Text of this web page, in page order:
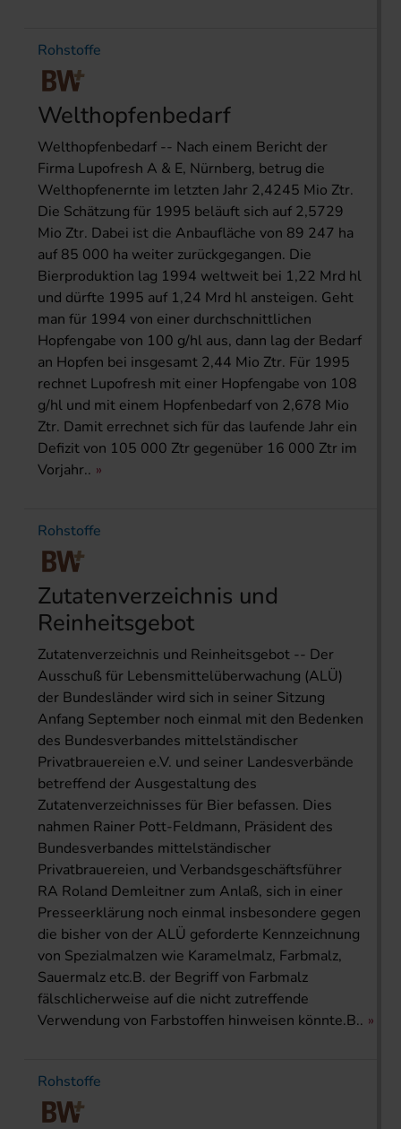
Rohstoffe
Welthopfenbedarf
Welthopfenbedarf -- Nach einem Bericht der
Firma Lupofresh A & E, Nürnberg, betrug die
Welthopfenernte im letzten Jahr 2,4245 Mio Ztr.
Die Schätzung für 1995 beläuft sich auf 2,5729
Mio Ztr. Dabei ist die Anbaufläche von 89 247 ha
auf 85 000 ha weiter zurückgegangen. Die
Bierproduktion lag 1994 weltweit bei 1,22 Mrd hl
und dürfte 1995 auf 1,24 Mrd hl ansteigen. Geht
man für 1994 von einer durchschnittlichen
Hopfengabe von 100 g/hl aus, dann lag der Bedarf
an Hopfen bei insgesamt 2,44 Mio Ztr. Für 1995
rechnet Lupofresh mit einer Hopfengabe von 108
g/hl und mit einem Hopfenbedarf von 2,678 Mio
Ztr. Damit errechnet sich für das laufende Jahr ein
Defizit von 105 000 Ztr gegenüber 16 000 Ztr im
Vorjahr..
Rohstoffe
Zutatenverzeichnis und
Reinheitsgebot
Zutatenverzeichnis und Reinheitsgebot -- Der
Ausschuß für Lebensmittelüberwachung (ALÜ)
der Bundesländer wird sich in seiner Sitzung
Anfang September noch einmal mit den Bedenken
des Bundesverbandes mittelständischer
Privatbrauereien e.V. und seiner Landesverbände
betreffend der Ausgestaltung des
Zutatenverzeichnisses für Bier befassen. Dies
nahmen Rainer Pott-Feldmann, Präsident des
Bundesverbandes mittelständischer
Privatbrauereien, und Verbandsgeschäftsführer
RA Roland Demleitner zum Anlaß, sich in einer
Presseerklärung noch einmal insbesondere gegen
die bisher von der ALÜ geforderte Kennzeichnung
von Spezialmalzen wie Karamelmalz, Farbmalz,
Sauermalz etc.B. der Begriff von Farbmalz
fälschlicherweise auf die nicht zutreffende
Verwendung von Farbstoffen hinweisen könnte.B..
Rohstoffe